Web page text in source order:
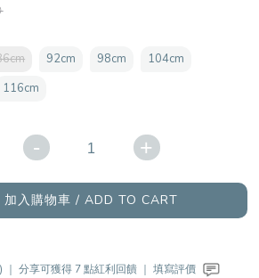
92cm 98cm
104cm
116cm
- +
加入購物車 / ADD TO CART
分享可獲得 7 點紅利回饋 ｜ 填寫評價